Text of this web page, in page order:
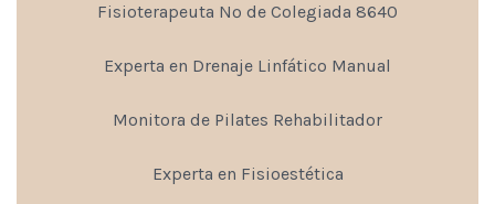
Fisioterapeuta Nº de Colegiada 8640
Experta en Drenaje Linfático Manual
Monitora de Pilates Rehabilitador
Experta en Fisioestética